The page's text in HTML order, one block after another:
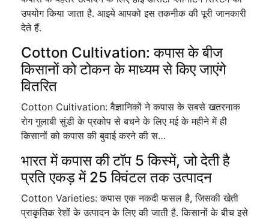
उपयोग किया जाता है. आइये आपको इस तकनीक की पूरी जानकारी
देते हैं.
Cotton Cultivation: कपास के बीज
किसानों को टोकन के माध्यम से किए जाएंगे
वितरित
Cotton Cultivation: वैज्ञानिकों ने कपास के सबसे खतरनाक
रोग गुलाबी सुंडी के प्रकोप से बचने के लिए मई के महीने में ही
किसानों को कपास की बुवाई करने की स…
भारत में कपास की टॉप 5 किस्में, जो देती है
प्रति एकड़ में 25 क्विंटल तक उत्पादन
Cotton Varieties: कपास एक नकदी फसल है, जिसकी खेती
प्राकृतिक रेशों के उत्पादन के लिए की जाती है. किसानों के बीच इसे